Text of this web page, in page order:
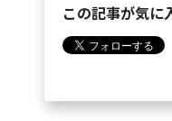
この記事が気に